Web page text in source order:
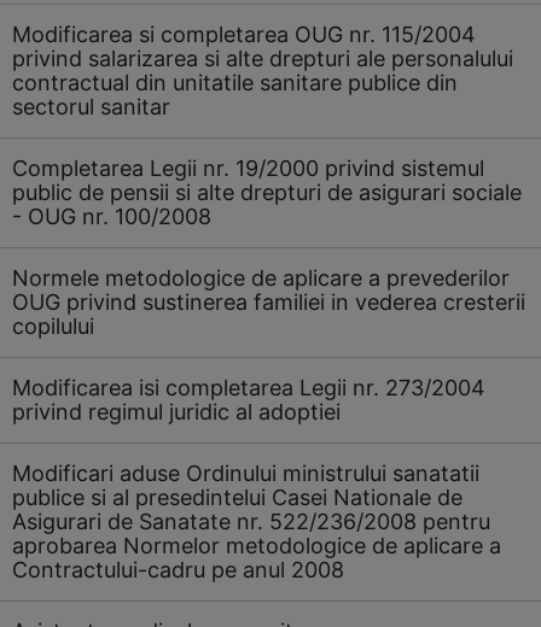
Modificarea si completarea OUG nr. 115/2004
privind salarizarea si alte drepturi ale personalului
contractual din unitatile sanitare publice din
sectorul sanitar
Completarea Legii nr. 19/2000 privind sistemul
public de pensii si alte drepturi de asigurari sociale
- OUG nr. 100/2008
Normele metodologice de aplicare a prevederilor
OUG privind sustinerea familiei in vederea cresterii
copilului
Modificarea isi completarea Legii nr. 273/2004
privind regimul juridic al adoptiei
Modificari aduse Ordinului ministrului sanatatii
publice si al presedintelui Casei Nationale de
Asigurari de Sanatate nr. 522/236/2008 pentru
aprobarea Normelor metodologice de aplicare a
Contractului-cadru pe anul 2008